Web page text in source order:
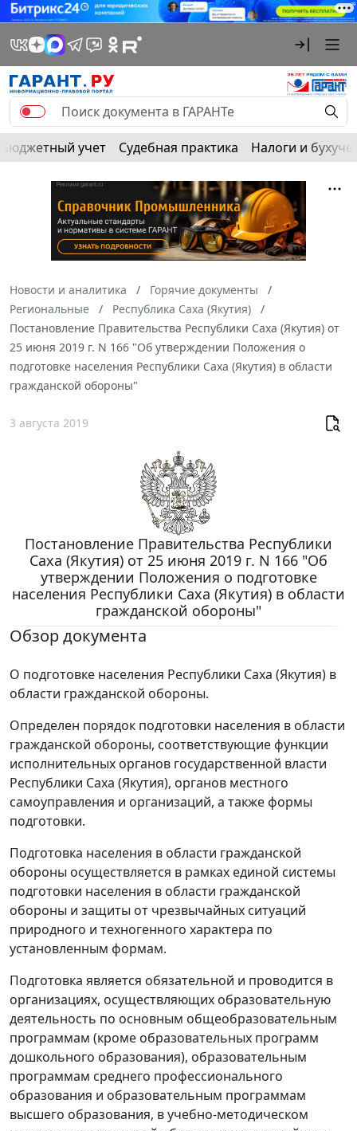
Бюджетный учет Судебная практика Налоги и
Новости и аналитика
Горячие документы
Региональные
Республика Саха (Якутия)
Постановление Правительства Республики Саха (Якутия) от
25 июня 2019 г. N 166 "Об утверждении Положения о
подготовке населения Республики Саха (Якутия) в области
гражданской обороны"
3 августа 2019
Постановление Правительства Республики
Саха (Якутия) от 25 июня 2019 г. N 166 "Об
утверждении Положения о подготовке
населения Республики Саха (Якутия) в области
гражданской обороны"
Обзор документа
О подготовке населения Республики Саха (Якутия) в
области гражданской обороны.
Определен порядок подготовки населения в области
гражданской обороны, соответствующие функции
исполнительных органов государственной власти
Республики Саха (Якутия), органов местного
самоуправления и организаций, а также формы
подготовки.
Подготовка населения в области гражданской
обороны осуществляется в рамках единой системы
подготовки населения в области гражданской
обороны и защиты от чрезвычайных ситуаций
природного и техногенного характера по
установленным формам.
Подготовка является обязательной и проводится в
организациях, осуществляющих образовательную
деятельность по основным общеобразовательным
программам (кроме образовательных программ
дошкольного образования), образовательным
программам среднего профессионального
образования и образовательным программам
высшего образования, в учебно-методическом